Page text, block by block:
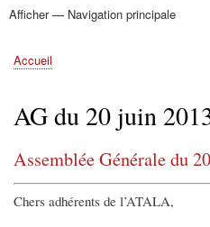
Navigation
Afficher — Navigation principale
Accueil
Association
Bourses
Adhésion
Revue TAL
Liste LN
Conférence TALN
Conférences
Prix de thèse
Prix TALN-RECITAL
Annuaires
Journées
Offres d'emploi
Fil
Accueil
AG du 20 juin
Assemblée Générale du
Chers adhérents de l’ATALA,